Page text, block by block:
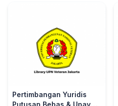
Pertimbangan Yuridis
Putusan Bebas & Upaya